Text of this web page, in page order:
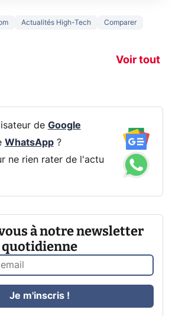
Actualités High-Tech Comparer
Voir tout
!
Ce que vous
navigation
de Google
WhatsApp?
ne rien rater de l'actu
à notre newsletter
quotidienne
Je m'inscris !